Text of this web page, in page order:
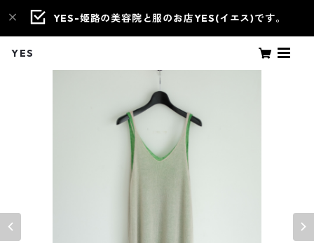
YES-姫路の美容院と服のお店YES(イエス)です。
YES